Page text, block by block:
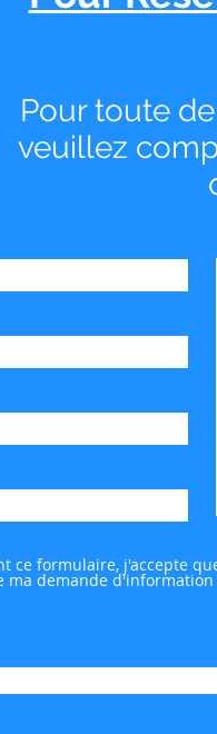
Pour toute
veuillez
ce formulaire, j'accepte
ma demande